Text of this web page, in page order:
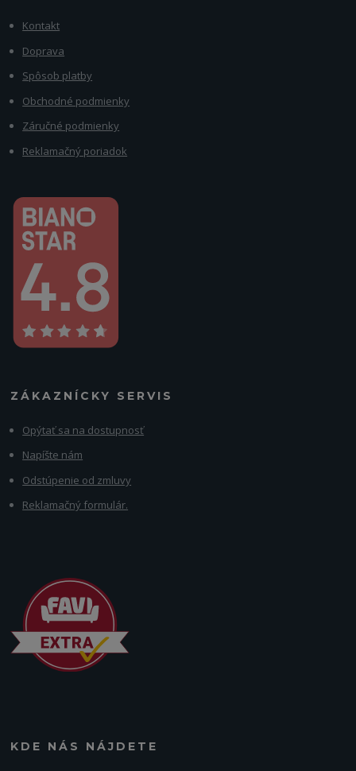
Kontakt
Doprava
Spôsob platby
Obchodné podmienky
Záručné podmienky
Reklamačný poriadok
ZÁKAZNÍCKY SERVIS
Opýtať sa na dostupnosť
Napíšte nám
Odstúpenie od zmluvy
Reklamačný formulár.
KDE NÁS NÁJDETE